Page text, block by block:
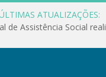
ATUALIZAÇÕES: